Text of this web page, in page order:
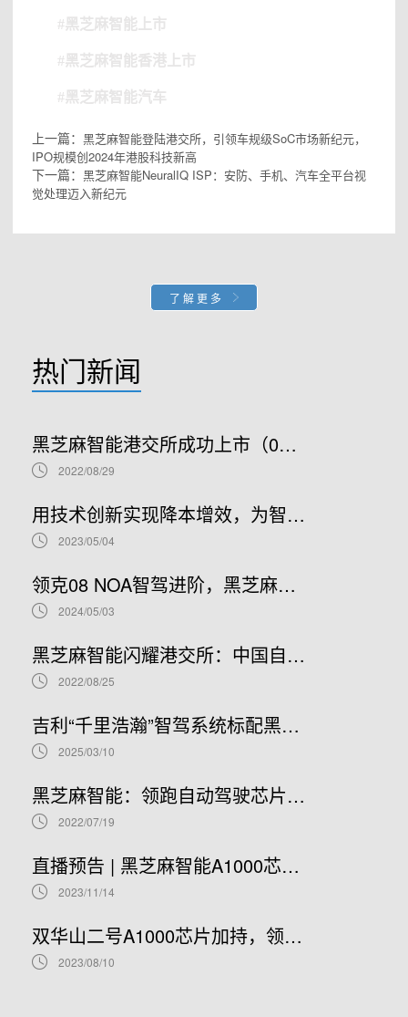
#黑芝麻智能 上市
#黑芝麻智能香港上市
#黑芝麻智能汽车
上一篇： 黑芝麻智能登陆港交所，引领车规级SoC市场新纪元，
IPO规模创2024年港股科技新高
下一篇： 黑芝麻智能NeuralIQ ISP：安防、手机、汽车全平台视
觉处理迈入新纪元
了解更多
热门新闻
黑芝麻智能港交所成功上市（02533.HK）：车规级SoC领军者加速全球布局
2022/08/29
用技术创新实现降本增效，为智能汽车产业发展贡献“芯”力量
2023/05/04
领克08 NOA智驾进阶，黑芝麻智能携手吉利推进NOA普及
2024/05/03
黑芝麻智能闪耀港交所：中国自动驾驶芯片龙头上市新篇章，股票代码02533.HK引领未来
2022/08/25
吉利“千里浩瀚”智驾系统标配黑芝麻智能华山A1000芯片，加速智驾平权时代到来
2025/03/10
黑芝麻智能：领跑自动驾驶芯片赛道，开启港股IPO新篇章
2022/07/19
直播预告 | 黑芝麻智能A1000芯片基础软件开发在线研讨会
2023/11/14
双华山二号A1000芯片加持，领克08正式开售！
2023/08/10